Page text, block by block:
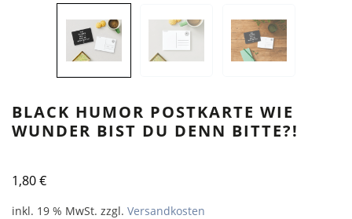
BLACK HUMOR POSTKARTE WIE
WUNDER BIST DU DENN BITTE?!
1,80€
inkl. 19 % MwSt. zzgl. Versandkosten